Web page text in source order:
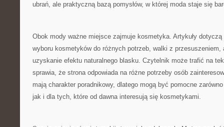
ubrań, ale praktyczną bazą pomysłów, w której moda staje się
Obok mody ważne miejsce zajmuje kosmetyka. Artykuły dotyczą
wyboru kosmetyków do różnych potrzeb, walki z przesuszeniem,
uzyskanie efektu naturalnego blasku. Czytelnik może trafić na
sprawia, że strona odpowiada na różne potrzeby osób
mają charakter poradnikowy, dlatego mogą być pomocne
jak i dla tych, które od dawna interesują się kosmetykami.